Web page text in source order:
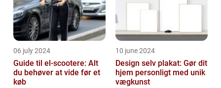
06 july 2024
Guide til el-scootere: Alt
du behøver at vide før et
køb
10 june 2024
Design selv plakat: Gør dit
hjem personligt med unik
vægkunst